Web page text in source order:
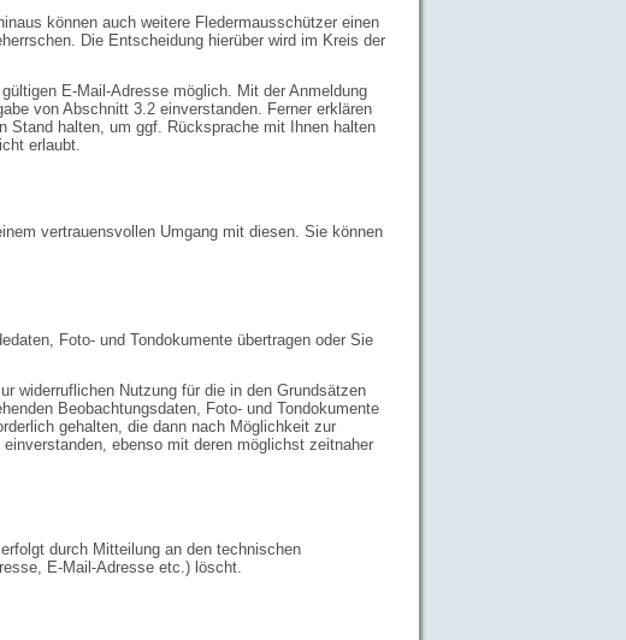
können auch weitere Fledermausschützer einen
Die Entscheidung hierüber wird im Kreis der
E-Mail-Adresse möglich. Mit der Anmeldung
von Abschnitt 3.2 einverstanden. Ferner erklären
Stand halten, um ggf. Rücksprache mit Ihnen halten
erlaubt.
vertrauensvollen Umgang mit diesen. Sie können
Foto- und Tondokumente übertragen oder Sie
widerruflichen Nutzung für die in den Grundsätzen
Beobachtungsdaten, Foto- und Tondokumente
gehalten, die dann nach Möglichkeit zur
ebenso mit deren möglichst zeitnaher
durch Mitteilung an den technischen
E-Mail-Adresse etc.) löscht.